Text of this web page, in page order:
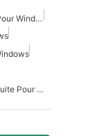
Suite Bureautique Gratuite Pour Windows
Visionneuse De Bureau Gratuite Pour Windows